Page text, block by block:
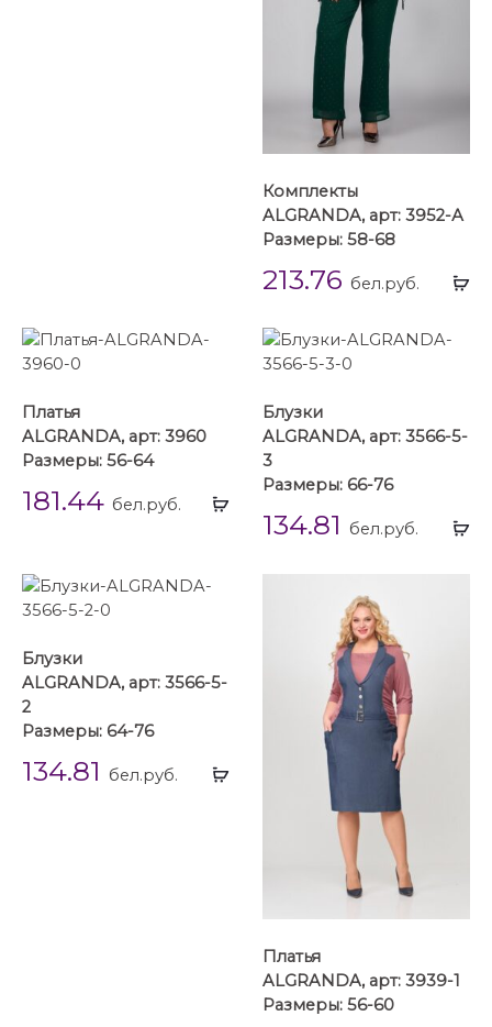
Комплекты
ALGRANDA, арт: 3952-А
Размеры: 58-68
213.76 бел.руб.
Выбрать
Платья
ALGRANDA, арт: 3960
Размеры: 56-64
181.44 бел.руб.
Блузки
ALGRANDA, арт: 3566-5-
3
Размеры: 66-76
134.81 бел.руб.
Выбрать
Блузки
ALGRANDA, арт: 3566-5-
2
Размеры: 64-76
134.81 бел.руб.
Платья
ALGRANDA, арт: 3939-1
Размеры: 56-60